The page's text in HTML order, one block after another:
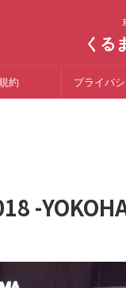
く
約 プライバ
-